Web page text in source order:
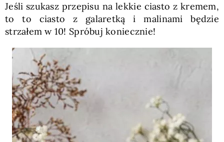
Jeśli szukasz przepisu na lekkie ciasto z kremem,
to to ciasto z galaretką i malinami będzie
strzałem w 10! Spróbuj koniecznie!